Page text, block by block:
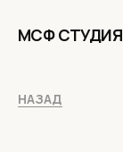
МСФ СТУДИЯ
НАЗАД